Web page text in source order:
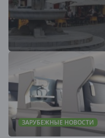
ЗАРУБЕЖНЫЕ НОВОСТИ